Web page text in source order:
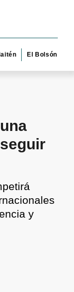
El Bolsón Esquel
y